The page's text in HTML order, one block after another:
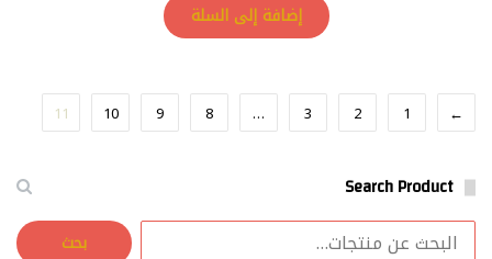
إضافة إلى السلة
→
1
2
3
…
8
9
10
11
Search Product
البحث
بحث